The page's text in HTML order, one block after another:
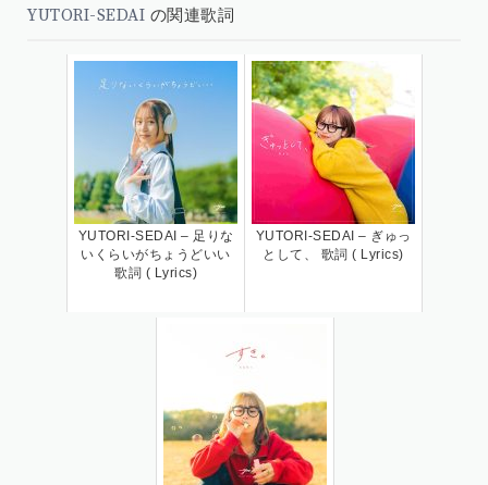
YUTORI-SEDAI の関連歌詞
YUTORI-SEDAI – 足りな
いくらいがちょうどいい
歌詞 ( Lyrics)
YUTORI-SEDAI – ぎゅっ
として、 歌詞 ( Lyrics)